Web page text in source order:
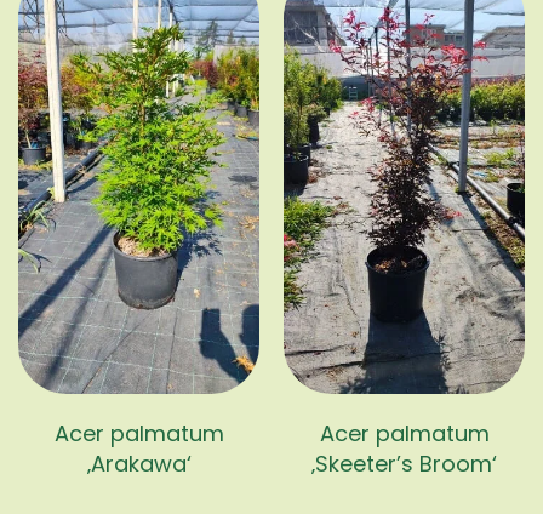
Acer palmatum
‚Arakawa‘
Acer palmatum
‚Skeeter’s Broom‘